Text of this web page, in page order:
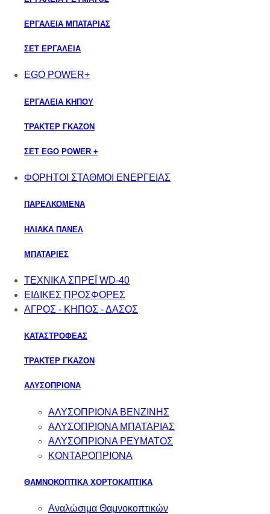
ΕΡΓΑΛΕΙΑ ΜΠΑΤΑΡΙΑΣ
ΣΕΤ ΕΡΓΑΛΕΙΑ
EGO POWER+
ΕΡΓΑΛΕΙΑ ΚΗΠΟΥ
ΤΡΑΚΤΕΡ ΓΚΑΖΟΝ
ΣΕΤ EGO POWER +
ΦΟΡΗΤΟΙ ΣΤΑΘΜΟΙ ΕΝΕΡΓΕΙΑΣ
ΠΑΡΕΛΚΟΜΕΝΑ
ΗΛΙΑΚΑ ΠΑΝΕΛ
ΜΠΑΤΑΡΙΕΣ
ΤΕΧΝΙΚΑ ΣΠΡΕΪ WD-40
ΕΙΔΙΚΕΣ ΠΡΟΣΦΟΡΕΣ
ΑΓΡΟΣ - ΚΗΠΟΣ - ΔΑΣΟΣ
ΚΑΤΑΣΤΡΟΦΕΑΣ
ΤΡΑΚΤΕΡ ΓΚΑΖΟΝ
ΑΛΥΣΟΠΡΙΟΝΑ
ΑΛΥΣΟΠΡΙΟΝΑ ΒΕΝΖΙΝΗΣ
ΑΛΥΣΟΠΡΙΟΝΑ ΜΠΑΤΑΡΙΑΣ
ΑΛΥΣΟΠΡΙΟΝΑ ΡΕΥΜΑΤΟΣ
ΚΟΝΤΑΡΟΠΡΙΟΝΑ
ΘΑΜΝΟΚΟΠΤΙΚΑ ΧΟΡΤΟΚΑΠΤΙΚΑ
Αναλώσιμα Θαμνοκοπτικών